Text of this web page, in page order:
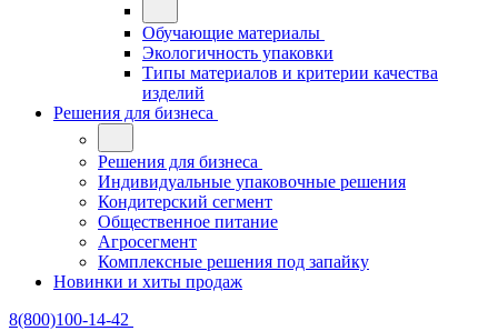
Обучающие материалы
Экологичность упаковки
Типы материалов и критерии качества
изделий
Решения для бизнеса
Решения для бизнеса
Индивидуальные упаковочные решения
Кондитерский сегмент
Общественное питание
Агросегмент
Комплексные решения под запайку
Новинки и хиты продаж
8(800)100-14-42